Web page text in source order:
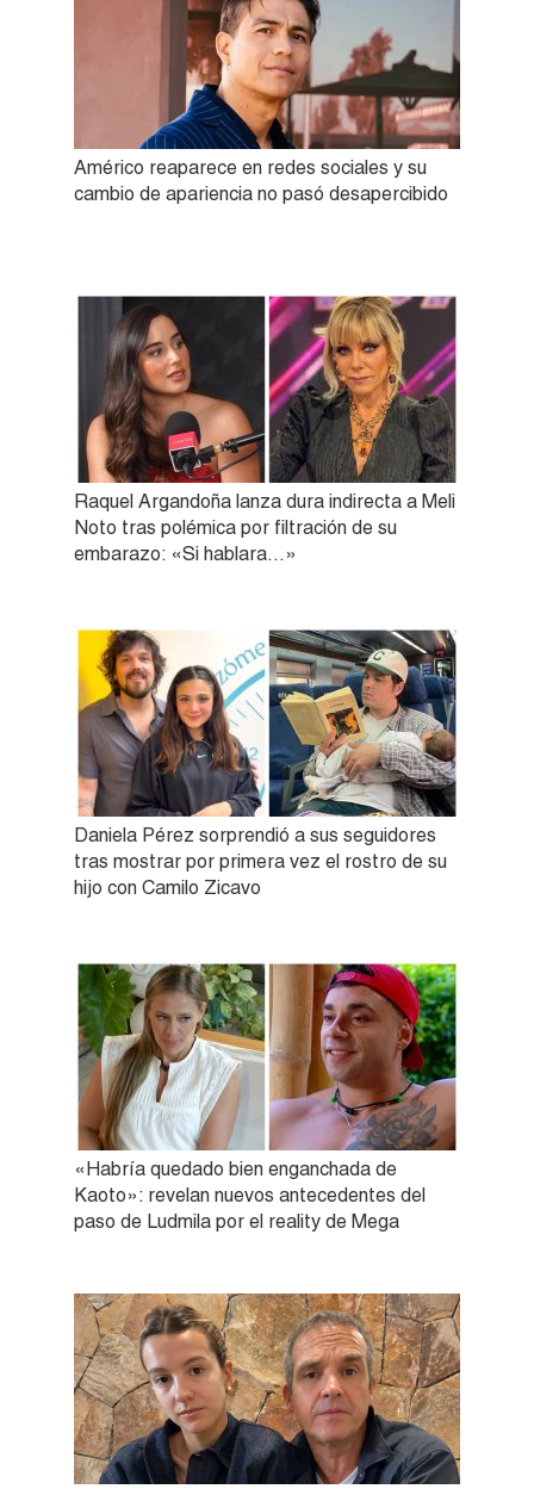
Américo reaparece en redes sociales y su
cambio de apariencia no pasó desapercibido
Raquel Argandoña lanza dura indirecta a Meli
Noto tras polémica por filtración de su
embarazo: «Si hablara…»
Daniela Pérez sorprendió a sus seguidores
tras mostrar por primera vez el rostro de su
hijo con Camilo Zicavo
«Habría quedado bien enganchada de
Kaoto»: revelan nuevos antecedentes del
paso de Ludmila por el reality de Mega